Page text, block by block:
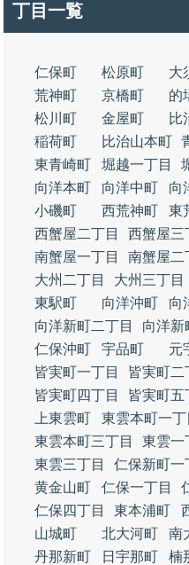
丁目一覧
仁保町 松原町 大
荒神町
京橋町 的
松川町
金屋町 比
稲荷町
比治山本町
東青崎町
堀越一丁目
向洋本町
向洋中町 向
小磯町
西荒神町 東
西蟹屋二丁目
西蟹屋三
南蟹屋一丁目
南蟹屋二
大州二丁目
大州三丁目
東駅町
向洋沖町
向
向洋新町二丁目
向洋新
仁保沖町
宇品町 元
皆実町一丁目
皆実町二
皆実町四丁目
皆実町五
上東雲町
東雲本町一丁
東雲本町三丁目
東雲一
東雲三丁目
仁保新町一
黄金山町
仁保一丁目
仁保四丁目
東本浦町
山城町
北大河町 南
丹那新町
日宇那町 楠